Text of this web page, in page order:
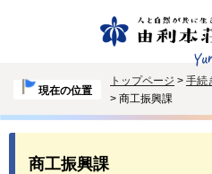
現在の位置
トップページ > 手続
> 商工振興課
商工振興課